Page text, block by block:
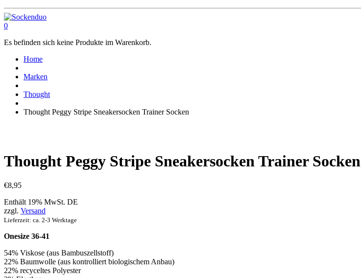
0
Es befinden sich keine Produkte im Warenkorb.
Home
Marken
Thought
Thought Peggy Stripe Sneakersocken Trainer Socken
Thought Peggy Stripe Sneakersocken Trainer Socken
€8,95
Enthält 19% MwSt. DE
zzgl. Versand
Lieferzeit: ca. 2-3 Werktage
Onesize 36-41
54% Viskose (aus Bambuszellstoff)
22% Baumwolle (aus kontrolliert biologischem Anbau)
22% recyceltes Polyester